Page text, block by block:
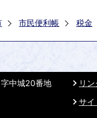
市民便利帳 税金
リ
サイ
中城20番地